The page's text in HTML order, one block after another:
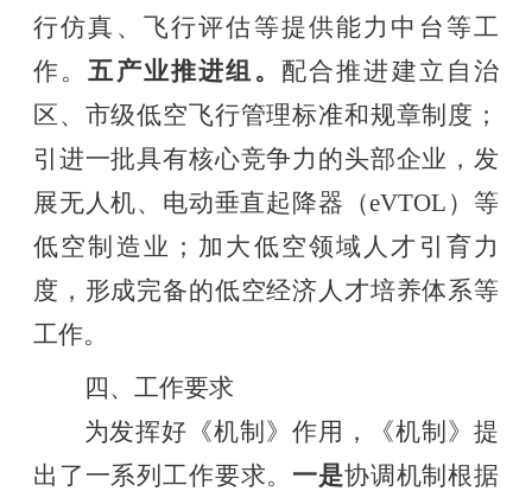
行仿真、飞行评估等提供能力中台等工
作。五产业推进组。 配合推进建立自治
区、市级低空飞行管理标准和规章制度；
引进一批具有核心竞争力的头部企业，发
展无人机、电动垂直起降器（eVTOL）等
低空制造业；加大低空领域人才引育力
度，形成完备的低空经济人才培养体系等
工作。
四、工作要求
为发挥好《机制》作用，《机制》提
出了一系列工作要求。 一是协调机制根据